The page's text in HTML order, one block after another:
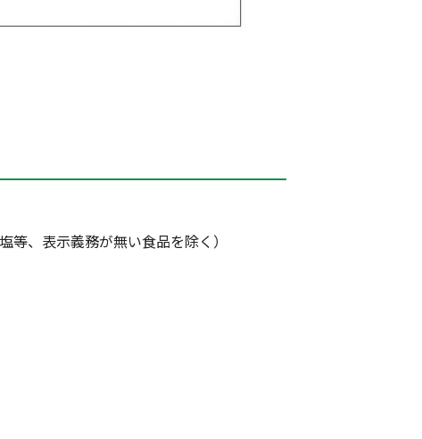
、表示義務が無い食品を除く）